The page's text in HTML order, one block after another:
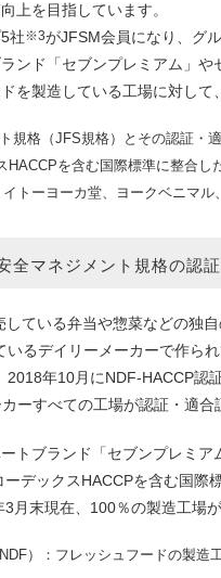
上を目指しています。
社※3がJFSM会員になり、グ
ンド「セブンプレミアム」
を製造している工場に対して
規格（JFS規格）とその認証・
HACCPを含む国際標準に整合し
トーヨーカ堂、ヨークベニマ
全マネジメント規格の認
ている弁当や惣菜などの独
いるデイリーメーカーで作ら
2018年10月にNDF-HACCP認
ーすべての工場が認証・適
トブランド「セブンプレミア
デックスHACCPを含む国
3月末現在、100％の製造工場
）：フレッシュフードの製